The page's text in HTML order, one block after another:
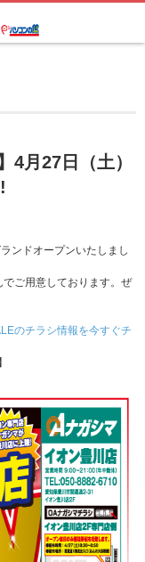
4月27日（土）
ンドオープンいたしまし
ご用意しております。ぜ
のチラシ情報を今すぐチ
】